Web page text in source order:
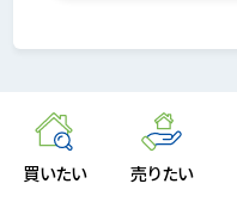
買いたい 売りたい